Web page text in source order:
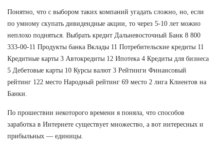
Понятно, что с выбором таких компаний угадать сложно, но, если
по умному скупать дивидендные акции, то через 5-10 лет можно
неплохо подняться. Выбрать кредит Дальневосточный Банк 8 800
333-00-11 Продукты банка Вклады 11 Потребительские кредиты 11
Кредитные карты 3 Автокредиты 12 Ипотека 4 Кредиты для бизнеса
5 Дебетовые карты 10 Курсы валют 3 Рейтинги Финансовый
рейтинг 122 место Народный рейтинг 69 место 2 лига Клиентов на
Банки.
По прошествии некоторого времени я поняла, что способов
заработка в Интернете существует множество, а вот интересных и
прибыльных — единицы.